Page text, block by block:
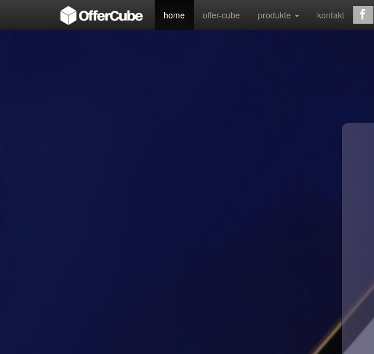
home offer-cube produkte kontakt